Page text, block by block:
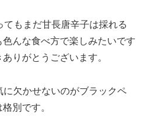
もまだ甘長唐辛子は採れる
んな食べ方で楽しみたいです
りがとうございます。
に欠かせないのがブラックペ
別です。